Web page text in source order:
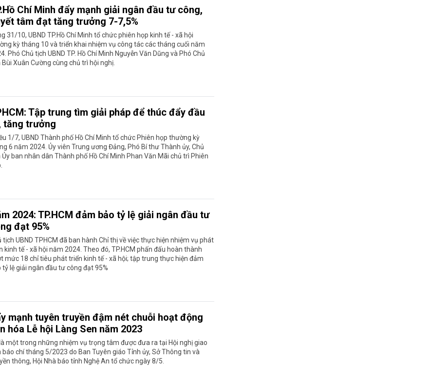
Chí Minh đẩy mạnh giải ngân đầu tư công,
tâm đạt tăng trưởng 7-7,5%
31/10, UBND TP.Hồ Chí Minh tổ chức phiên họp kinh tế - xã hội
kỳ tháng 10 và triển khai nhiệm vụ công tác các tháng cuối năm
Phó Chủ tịch UBND TP. Hồ Chí Minh Nguyễn Văn Dũng và Phó Chủ
Bùi Xuân Cường cùng chủ trì hội nghị.
Tập trung tìm giải pháp để thúc đẩy đầu
tăng trưởng
1/7, UBND Thành phố Hồ Chí Minh tổ chức Phiên họp thường kỳ
6 năm 2024. Ủy viên Trung ương Đảng, Phó Bí thư Thành ủy, Chủ
Ủy ban nhân dân Thành phố Hồ Chí Minh Phan Văn Mãi chủ trì Phiên
2024: TP.HCM đảm bảo tỷ lệ giải ngân đầu tư
đạt 95%
tịch UBND TPHCM đã ban hành Chỉ thị về việc thực hiện nhiệm vụ phát
kinh tế - xã hội năm 2024. Theo đó, TP.HCM phấn đấu hoàn thành
mức 18 chỉ tiêu phát triển kinh tế - xã hội; tập trung thực hiện đảm
tỷ lệ giải ngân đầu tư công đạt 95%
mạnh tuyên truyền đậm nét chuỗi hoạt động
hóa Lễ hội Làng Sen năm 2023
một trong những nhiệm vụ trọng tâm được đưa ra tại Hội nghị giao
báo chí tháng 5/2023 do Ban Tuyên giáo Tỉnh ủy, Sở Thông tin và
thông, Hội Nhà báo tỉnh Nghệ An tổ chức ngày 8/5.